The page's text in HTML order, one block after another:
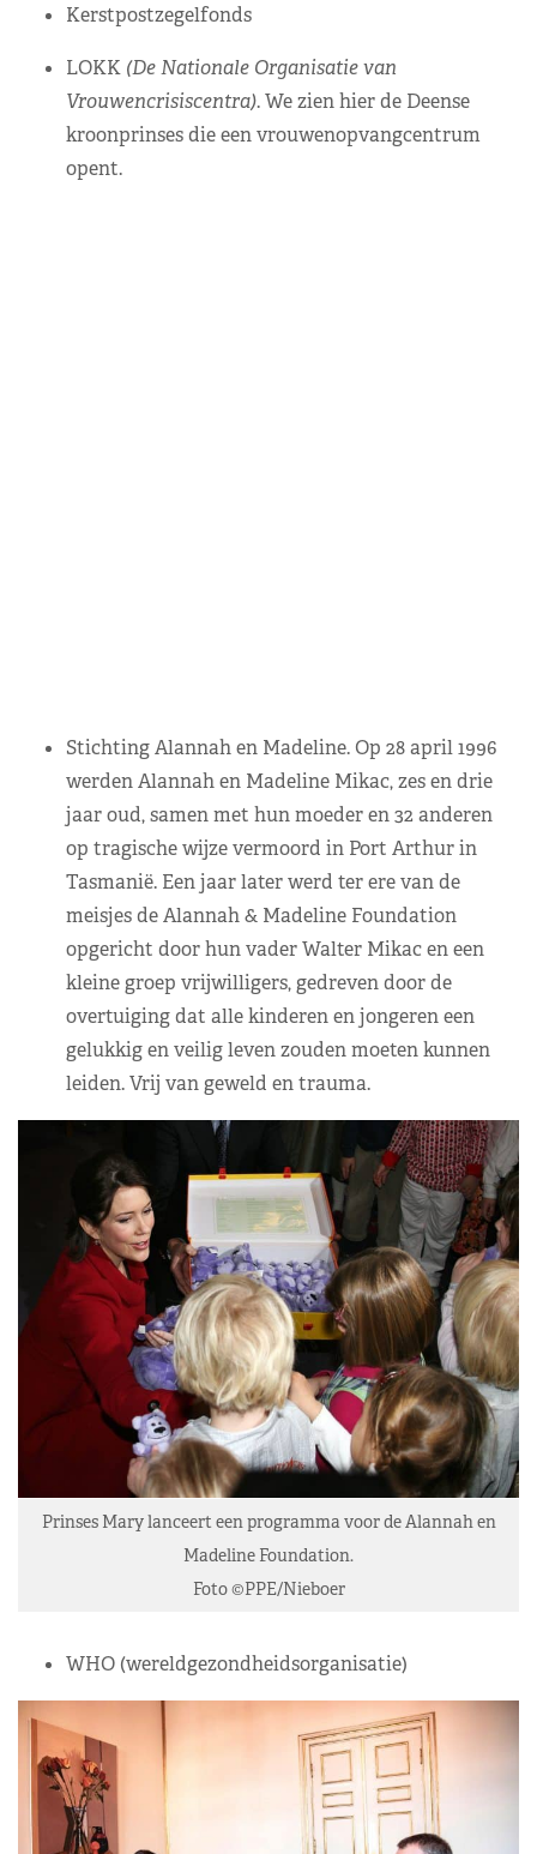
Kerstpostzegelfonds
LOKK (De Nationale Organisatie van
Vrouwencrisiscentra). We zien hier de Deense
kroonprinses die een vrouwenopvangcentrum
opent.
Stichting Alannah en Madeline. Op 28 april 1996
werden Alannah en Madeline Mikac, zes en drie
jaar oud, samen met hun moeder en 32 anderen
op tragische wijze vermoord in Port Arthur in
Tasmanië. Een jaar later werd ter ere van de
meisjes de Alannah & Madeline Foundation
opgericht door hun vader Walter Mikac en een
kleine groep vrijwilligers, gedreven door de
overtuiging dat alle kinderen en jongeren een
gelukkig en veilig leven zouden moeten kunnen
leiden. Vrij van geweld en trauma.
Prinses Mary lanceert een programma voor de Alannah en
Madeline Foundation.
Foto ©PPE/Nieboer
WHO (wereldgezondheidsorganisatie)